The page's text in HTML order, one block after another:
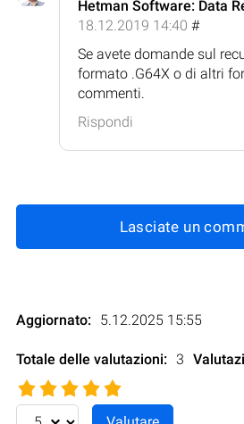
Hetman Software: Data
18.12.2019 14:40 #
Se avete domande sul
formato .G64X o di altri
commenti.
Rispondi
Lasciate un
Aggiornato: 5.12.2025 15:55
Totale delle valutazioni: 3